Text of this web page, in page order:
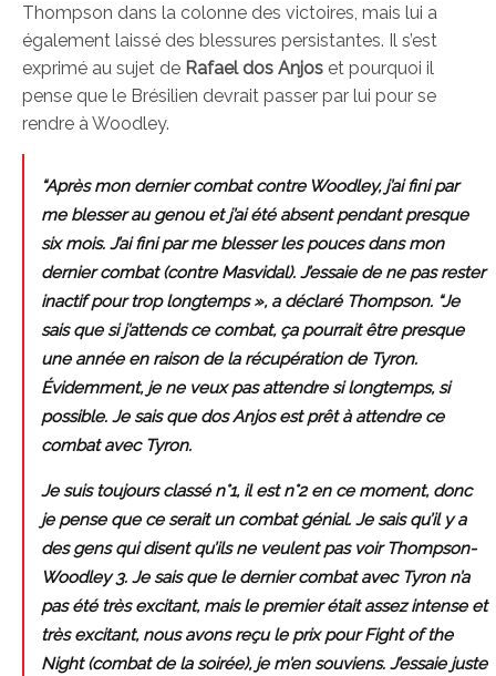
Thompson dans la colonne des victoires, mais lui a
également laissé des blessures persistantes. Il s’est
exprimé au sujet de Rafael dos Anjos et pourquoi il
pense que le Brésilien devrait passer par lui pour se
rendre à Woodley.
“Après mon dernier combat contre Woodley, j’ai fini par
me blesser au genou et j’ai été absent pendant presque
six mois. J’ai fini par me blesser les pouces dans mon
dernier combat (contre Masvidal). J’essaie de ne pas rester
inactif pour trop longtemps », a déclaré Thompson. “Je
sais que si j’attends ce combat, ça pourrait être presque
une année en raison de la récupération de Tyron.
Évidemment, je ne veux pas attendre si longtemps, si
possible. Je sais que dos Anjos est prêt à attendre ce
combat avec Tyron.
Je suis toujours classé n°1, il est n°2 en ce moment, donc
je pense que ce serait un combat génial. Je sais qu’il y a
des gens qui disent qu’ils ne veulent pas voir Thompson-
Woodley 3. Je sais que le dernier combat avec Tyron n’a
pas été très excitant, mais le premier était assez intense et
très excitant, nous avons reçu le prix pour Fight of the
Night (combat de la soirée), je m’en souviens. J’essaie juste